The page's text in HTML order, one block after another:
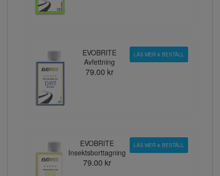
EVOBRITE
Avfettning
79.00 kr
LÄS MER & BESTÄLL
EVOBRITE
Insektsborttagning
79.00 kr
LÄS MER & BESTÄLL